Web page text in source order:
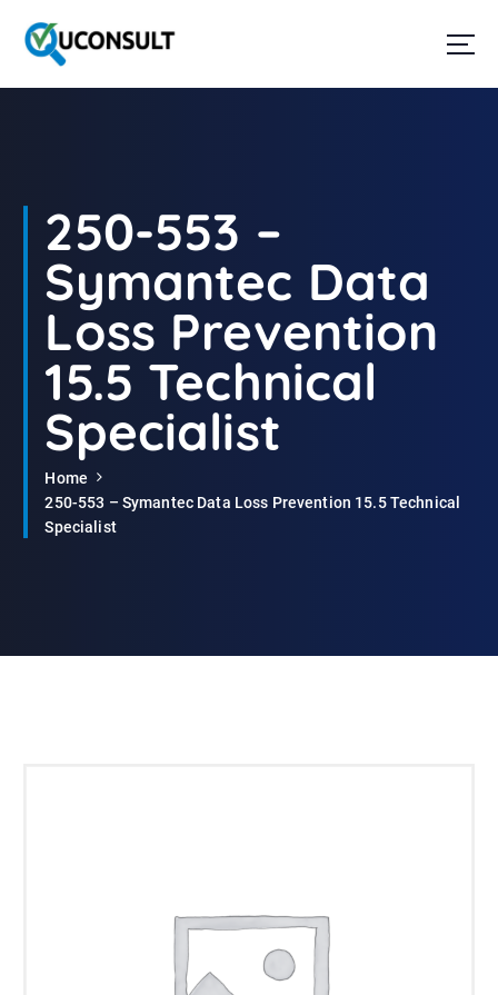
a
250-553 –
Symantec Data
Loss Prevention
15.5 Technical
Specialist
Home
250-553 – Symantec Data Loss Prevention 15.5 Technical
Specialist